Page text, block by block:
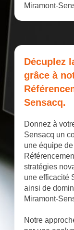
Miramont-
Décuplez
grâce à
Sensacq.
Donnez à
Sensacq un
une équipe
stratégies
une efficacité
ainsi de
Miramont-
Notre